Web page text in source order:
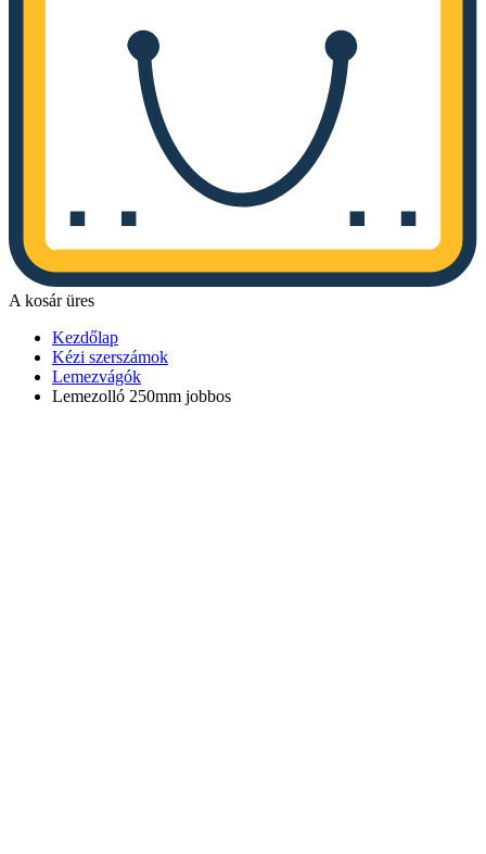
A kosár üres
Kezdőlap
Kézi szerszámok
Lemezvágók
Lemezolló 250mm jobbos